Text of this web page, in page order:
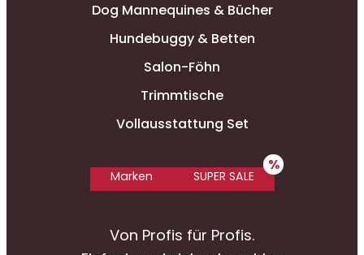
Dog Mannequines & Bücher
Hundebuggy & Betten
Salon-Föhn
Trimmtische
Vollausstattung Set
Marken SUPER SALE
Von Profis für Profis.